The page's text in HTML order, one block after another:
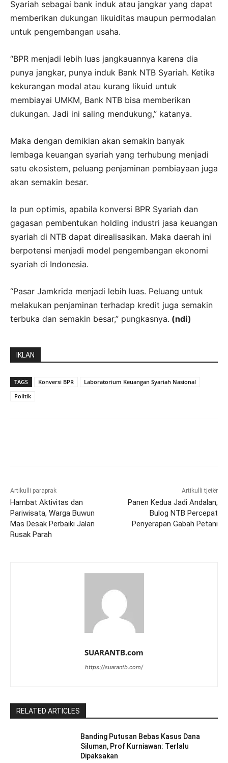
Syariah sebagai bank induk atau jangkar yang dapat
memberikan dukungan likuiditas maupun permodalan
untuk pengembangan usaha.
“BPR menjadi lebih luas jangkauannya karena dia
punya jangkar, punya induk Bank NTB Syariah. Ketika
kekurangan modal atau kurang likuid untuk
membiayai UMKM, Bank NTB bisa memberikan
dukungan. Jadi ini saling mendukung,” katanya.
Maka dengan demikian akan semakin banyak
lembaga keuangan syariah yang terhubung menjadi
satu ekosistem, peluang penjaminan pembiayaan juga
akan semakin besar.
Ia pun optimis, apabila konversi BPR Syariah dan
gagasan pembentukan holding industri jasa keuangan
syariah di NTB dapat direalisasikan. Maka daerah ini
berpotensi menjadi model pengembangan ekonomi
syariah di Indonesia.
“Pasar Jamkrida menjadi lebih luas. Peluang untuk
melakukan penjaminan terhadap kredit juga semakin
terbuka dan semakin besar,” pungkasnya. (ndi)
IKLAN
TAGS Konversi BPR
Laboratorium Keuangan Syariah Nasional
Politik
Artikulli paraprak
Hambat Aktivitas dan
Pariwisata, Warga Buwun
Mas Desak Perbaiki Jalan
Rusak Parah
Artikulli tjetër
Panen Kedua Jadi Andalan,
Bulog NTB Percepat
Penyerapan Gabah Petani
SUARANTB.com
https://suarantb.com/
RELATED ARTICLES
Banding Putusan Bebas Kasus Dana
Siluman, Prof Kurniawan: Terlalu
Dipaksakan